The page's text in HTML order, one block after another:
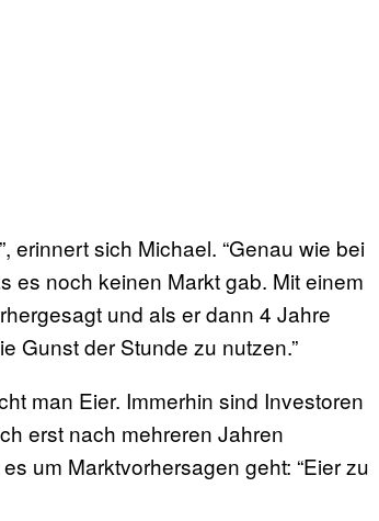
erinnert sich Michael. “Genau wie bei
es noch keinen Markt gab. Mit einem
und als er dann 4 Jahre
Gunst der Stunde zu nutzen.”
man Eier. Immerhin sind Investoren
erst nach mehreren Jahren
um Marktvorhersagen geht: “Eier zu